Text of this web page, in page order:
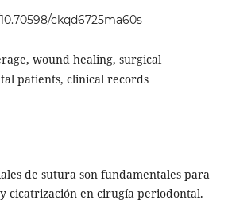
ckqd6725ma60s
wound healing, surgical
patients, clinical records
de sutura son fundamentales para
cicatrización en cirugía periodontal.